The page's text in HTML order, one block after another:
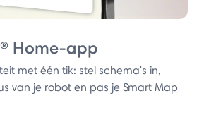
Home-app
met één tik: stel schema's in,
van je robot en pas je Smart Map